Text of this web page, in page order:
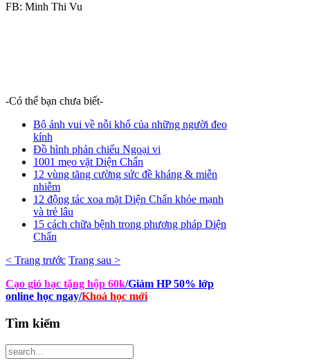
FB: Minh Thi Vu
-Có thể bạn chưa biết-
Bộ ảnh vui về nỗi khổ của những người đeo
kính
Đồ hình phản chiếu Ngoại vi
1001 mẹo vặt Diện Chẩn
12 vùng tăng cường sức đề kháng & miễn
nhiễm
12 động tác xoa mặt Diện Chẩn khỏe mạnh
và trẻ lâu
15 cách chữa bệnh trong phương pháp Diện
Chẩn
< Trang trước Trang sau >
Cạo gió bạc tặng hộp 60k/Giảm HP 50% lớp
online học ngay/Khoá học mới
Tìm kiếm